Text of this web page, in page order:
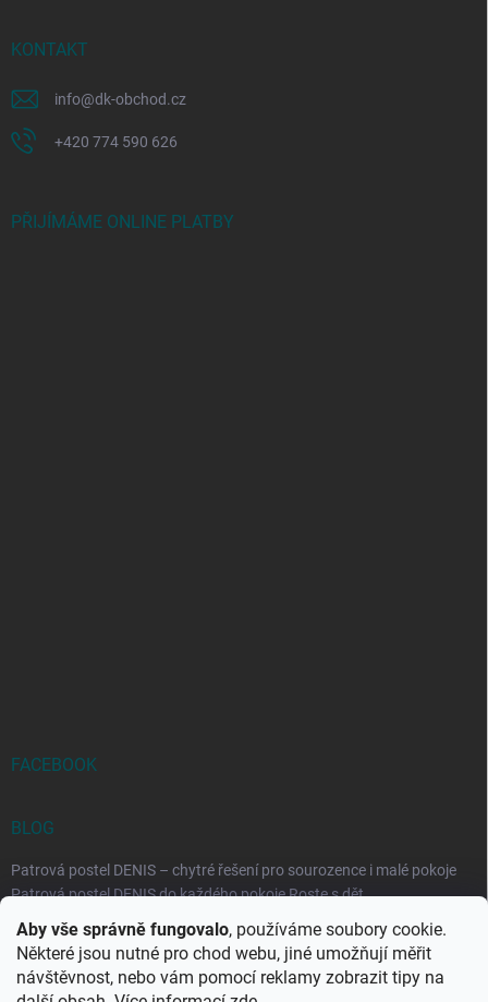
Aby vše správně fungovalo, používáme soubory cookie.
Některé jsou nutné pro chod webu, jiné umožňují měřit
návštěvnost, nebo vám pomocí reklamy zobrazit tipy na
KONTAKT
info@dk-obchod.cz
+420 774 590 626
PŘIJÍMÁME ONLINE PLATBY
FACEBOOK
BLOG
Patrová postel DENIS – chytré řešení pro sourozence i malé pokoje
Patrová postel DENIS do každého pokoje Roste s dět...
Rozkládací postele RELAX – ideální řešení pro malé prostory i
každodenní spaní
Rozkládací postel, která se přizpůsobí vašemu živo...